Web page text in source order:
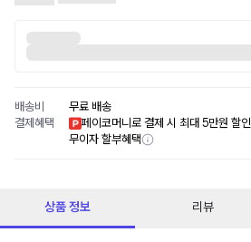
배송비
무료 배송
결제혜택
페이코머니로 결제 시 최대 5만원 할인
무이자 할부혜택
상품 정보 리뷰